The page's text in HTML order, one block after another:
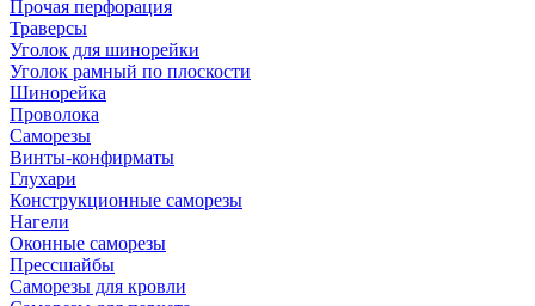
Прочая перфорация
Траверсы
Уголок для шинорейки
Уголок рамный по плоскости
Шинорейка
Проволока
Саморезы
Винты-конфирматы
Глухари
Конструкционные саморезы
Нагели
Оконные саморезы
Прессшайбы
Саморезы для кровли